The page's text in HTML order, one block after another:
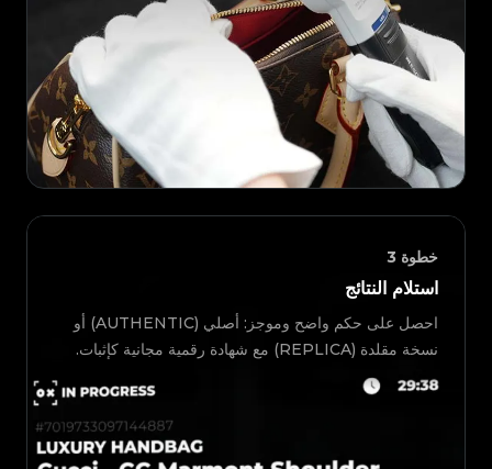
خطوة 3
استلام النتائج
احصل على حكم واضح وموجز: أصلي (AUTHENTIC) أو
نسخة مقلدة (REPLICA) مع شهادة رقمية مجانية كإثبات.